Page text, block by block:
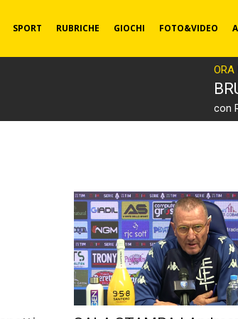
SPORT RUBRICHE GIOCHI FOTO&VIDEO
ORA
con